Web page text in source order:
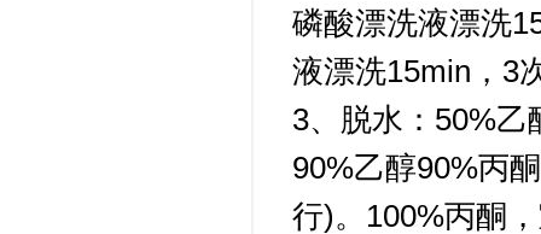
磷酸漂洗液漂洗
液漂洗15min，3
3、脱水：50%乙
90%乙醇90%丙
行)。100%丙酮